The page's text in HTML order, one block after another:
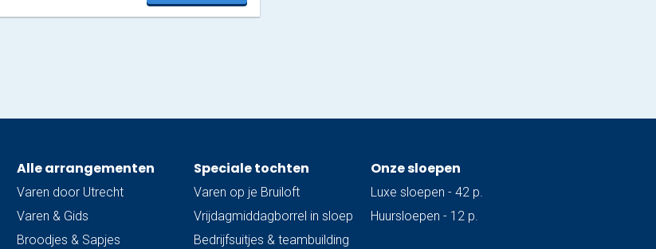
‘Scyscraper’ het water van Utrecht vullen om
Alle arrangementen
Varen door Utrecht
Varen & Gids
Broodjes & Sapjes
Speciale tochten
Varen op je Bruiloft
Vrijdagmiddagborrel in sloep
Bedrijfsuitjes & teambuilding
Onze sloepen
Luxe sloepen - 42 p.
Huursloepen - 12 p.